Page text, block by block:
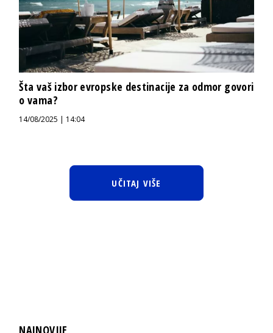
Šta vaš izbor evropske destinacije za odmor govori
o vama?
14/08/2025 | 14:04
UČITAJ VIŠE
NAJNOVIJE